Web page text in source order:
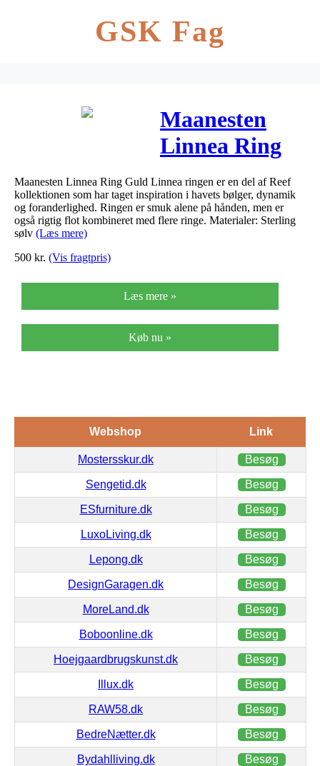
GSK Fag
Maanesten
Linnea Ring
Guld (51)
Maanesten Linnea Ring Guld Linnea ringen er en del af Reef
kollektionen som har taget inspiration i havets bølger, dynamik
og foranderlighed. Ringen er smuk alene på hånden, men er
også rigtig flot kombineret med flere ringe. Materialer: Sterling
sølv (Læs mere)
500 kr. (Vis fragtpris)
Læs mere »
Køb nu »
Webshop Link
Mostersskur.dk Besøg
Sengetid.dk Besøg
ESfurniture.dk Besøg
LuxoLiving.dk Besøg
Lepong.dk Besøg
DesignGaragen.dk Besøg
MoreLand.dk Besøg
Boboonline.dk Besøg
Hoejgaardbrugskunst.dk Besøg
Illux.dk Besøg
RAW58.dk Besøg
BedreNætter.dk Besøg
Bydahlliving.dk Besøg